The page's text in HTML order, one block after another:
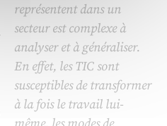
représentent dans un
secteur est complexe à
analyser et à généraliser.
En effet, les TIC sont
susceptibles de transformer
à la fois le travail lui-